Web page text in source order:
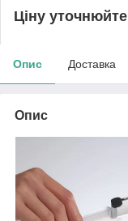
Ціну уточнюйте
Опис Доставка
Опис